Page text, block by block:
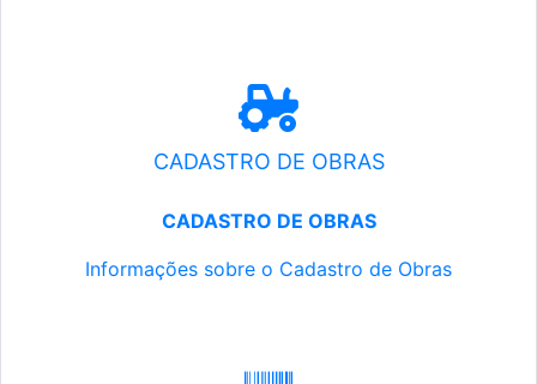
CADASTRO DE OBRAS
CADASTRO DE OBRAS
Informações sobre o Cadastro de Obras